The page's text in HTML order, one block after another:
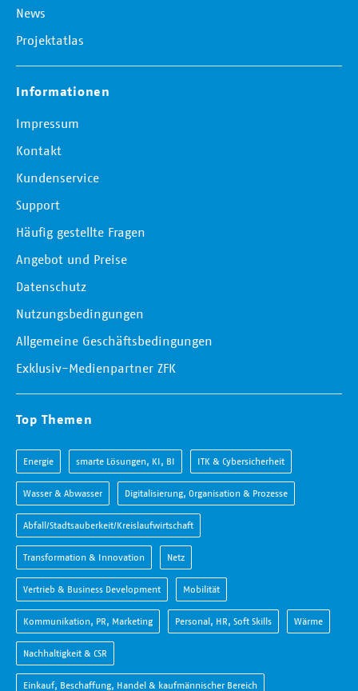
News
Projektatlas
Informationen
Impressum
Kontakt
Kundenservice
Support
Häufig gestellte Fragen
Angebot und Preise
Datenschutz
Nutzungsbedingungen
Allgemeine Geschäftsbedingungen
Exklusiv-Medienpartner ZFK
Top Themen
Energie smarte Lösungen, KI, BI ITK & Cybersicherheit
Wasser & Abwasser Digitalisierung, Organisation & Prozesse
Abfall/Stadtsauberkeit/Kreislaufwirtschaft
Transformation & Innovation Netz
Vertrieb & Business Development Mobilität
Kommunikation, PR, Marketing Personal, HR, Soft Skills Wärme
Nachhaltigkeit & CSR
Einkauf, Beschaffung, Handel & kaufmännischer Bereich